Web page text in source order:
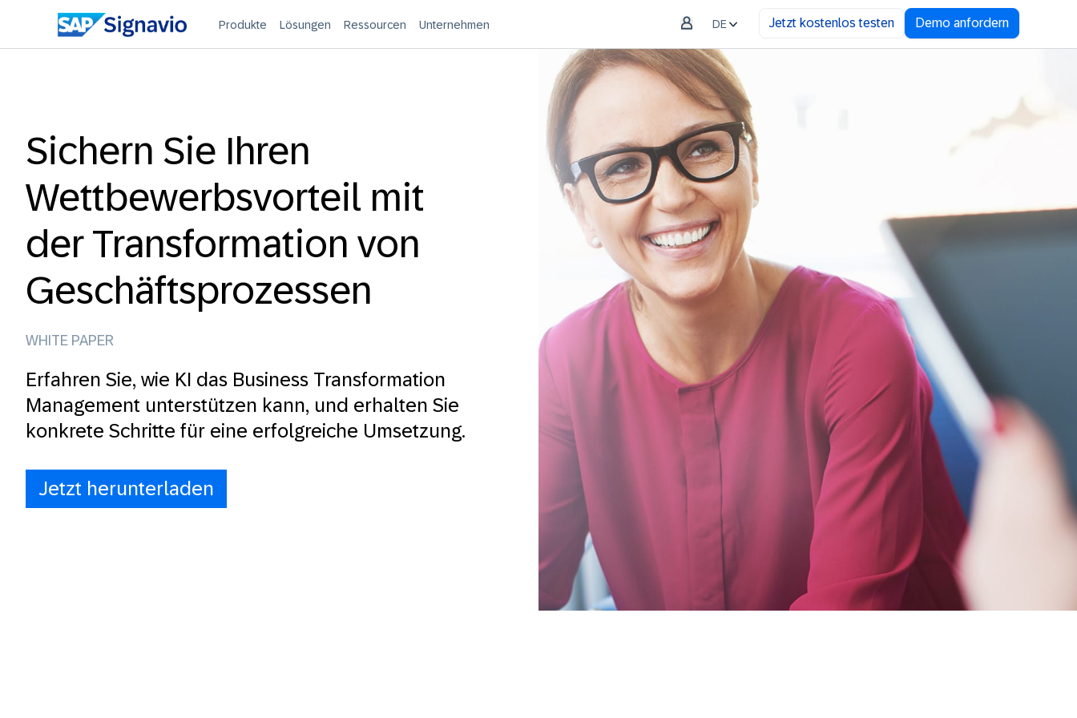
Produkte Lösungen Ressourcen Unternehmen DE Jetzt kostenlos testen Demo anfordern
Sichern Sie Ihren
Wettbewerbsvorteil mit
der Transformation von
Geschäftsprozessen
WHITE PAPER
Erfahren Sie, wie KI das Business Transformation
Management unterstützen kann, und erhalten Sie
konkrete Schritte für eine erfolgreiche Umsetzung.
Jetzt herunterladen